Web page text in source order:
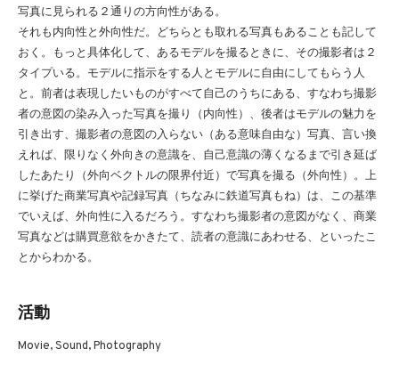
写真に見られる２通りの方向性がある。
それも内向性と外向性だ。どちらとも取れる写真もあることも記して
おく。もっと具体化して、あるモデルを撮るときに、その撮影者は２
タイプいる。モデルに指示をする人とモデルに自由にしてもらう人
と。前者は表現したいものがすべて自己のうちにある、すなわち撮影
者の意図の染み入った写真を撮り（内向性）、後者はモデルの魅力を
引き出す、撮影者の意図の入らない（ある意味自由な）写真、言い換
えれば、限りなく外向きの意識を、自己意識の薄くなるまで引き延ば
したあたり（外向ベクトルの限界付近）で写真を撮る（外向性）。上
に挙げた商業写真や記録写真（ちなみに鉄道写真もね）は、この基準
でいえば、外向性に入るだろう。すなわち撮影者の意図がなく、商業
写真などは購買意欲をかきたて、読者の意識にあわせる、といったこ
とからわかる。
活動
Movie, Sound, Photography